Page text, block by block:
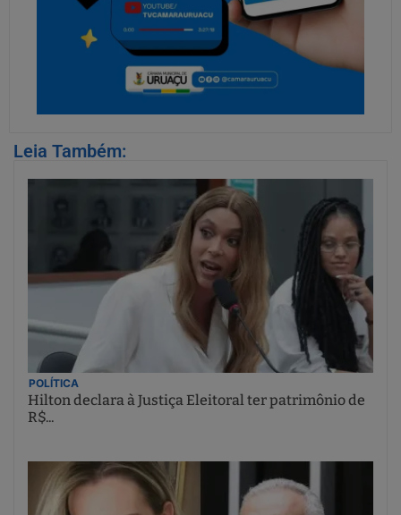
Leia Também:
POLÍTICA
Hilton declara à Justiça Eleitoral ter patrimônio de
R$...